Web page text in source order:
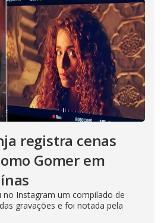
registra cenas
Gomer em
no Instagram um compilado de
gravações e foi notada pela